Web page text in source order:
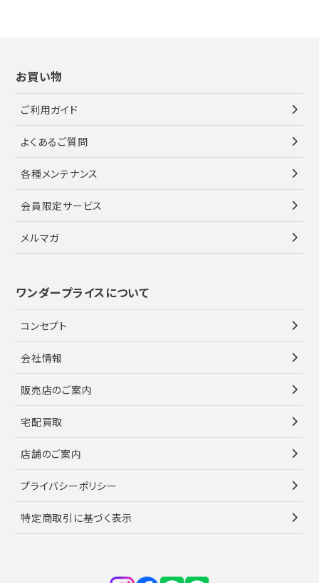
お買い物
ご利用ガイド
よくあるご質問
各種メンテナンス
会員限定サービス
メルマガ
ワンダープライスについて
コンセプト
会社情報
販売店のご案内
宅配買取
店舗のご案内
プライバシーポリシー
特定商取引に基づく表示